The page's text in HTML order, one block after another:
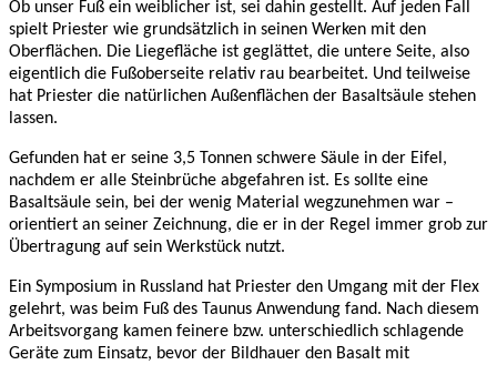
Ob unser Fuß ein weiblicher ist, sei dahin gestellt. Auf jeden Fall
spielt Priester wie grundsätzlich in seinen Werken mit den
Oberflächen. Die Liegefläche ist geglättet, die untere Seite, also
eigentlich die Fußoberseite relativ rau bearbeitet. Und teilweise
hat Priester die natürlichen Außenflächen der Basaltsäule stehen
lassen.
Gefunden hat er seine 3,5 Tonnen schwere Säule in der Eifel,
nachdem er alle Steinbrüche abgefahren ist. Es sollte eine
Basaltsäule sein, bei der wenig Material wegzunehmen war –
orientiert an seiner Zeichnung, die er in der Regel immer grob zur
Übertragung auf sein Werkstück nutzt.
Ein Symposium in Russland hat Priester den Umgang mit der Flex
gelehrt, was beim Fuß des Taunus Anwendung fand. Nach diesem
Arbeitsvorgang kamen feinere bzw. unterschiedlich schlagende
Geräte zum Einsatz, bevor der Bildhauer den Basalt mit